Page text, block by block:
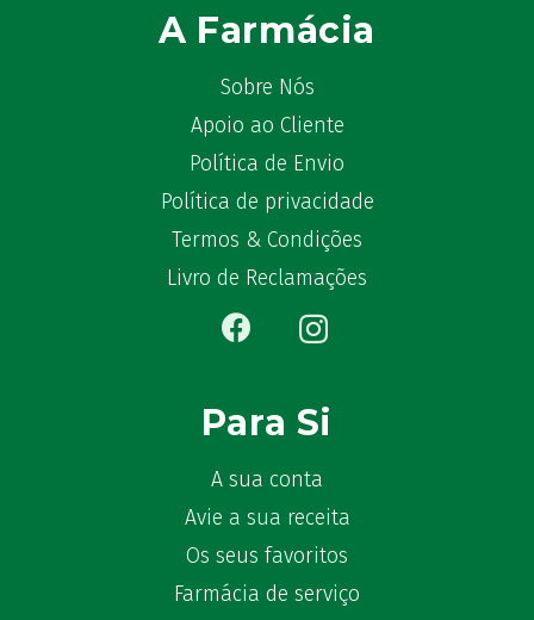
A Farmácia
Sobre Nós
Apoio ao Cliente
Política de Envio
Política de privacidade
Termos & Condições
Livro de Reclamações
Para Si
A sua conta
Avie a sua receita
Os seus favoritos
Farmácia de serviço